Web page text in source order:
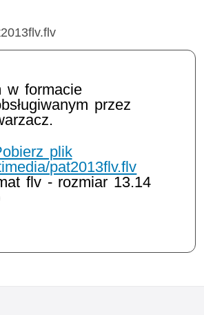
pat2013flv.flv
w formacie
przez
plik
pat2013flv.flv
flv - rozmiar 13.14